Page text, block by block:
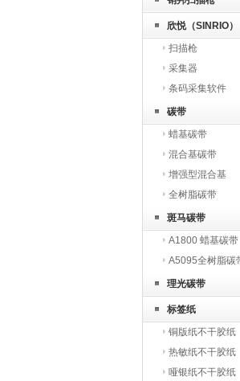
欣悦（SINRIO）
扫描枪
采集器
条码采集软件
碳带
蜡基碳带
混合基碳带
增强型混合基
全树脂碳带
斑马碳带
A1800 蜡基碳带
A5095全树脂碳
理光碳带
标签纸
铜版纸不干胶纸
热敏纸不干胶纸
哑银纸不干胶纸